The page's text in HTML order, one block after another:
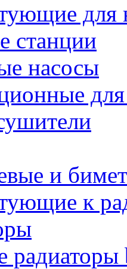
для
станции
насосы
для
и
к
радиаторы